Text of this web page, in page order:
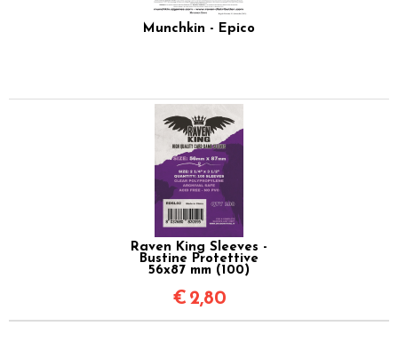
Munchkin - Epico
Raven King Sleeves -
Bustine Protettive
56x87 mm (100)
€ 2,80